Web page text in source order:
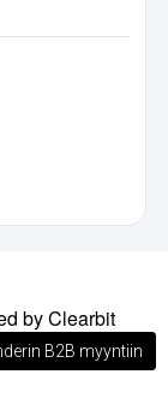
by Clearbit
B2B myyntiin